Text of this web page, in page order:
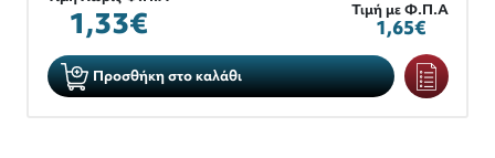
1,33€ Τιμή με Φ.Π.Α
1,65€
Προσθήκη στο καλάθι